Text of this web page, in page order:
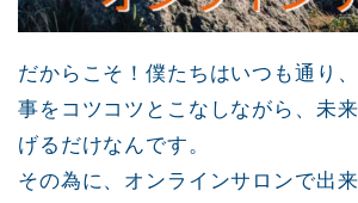
だからこそ！僕たちはいつも通り
事をコツコツとこなしながら、未
げるだけなんです。
その為に、オンラインサロンで出